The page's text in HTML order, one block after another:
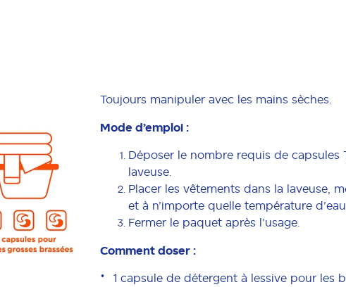
Toujours manipuler avec les mains sèches.
Mode d’emploi :
Déposer le nombre requis de capsules
laveuse.
Placer les vêtements dans la laveuse,
et à n’importe quelle température d’eau.
Fermer le paquet après l’usage.
Comment doser :
1 capsule de détergent à lessive pour les